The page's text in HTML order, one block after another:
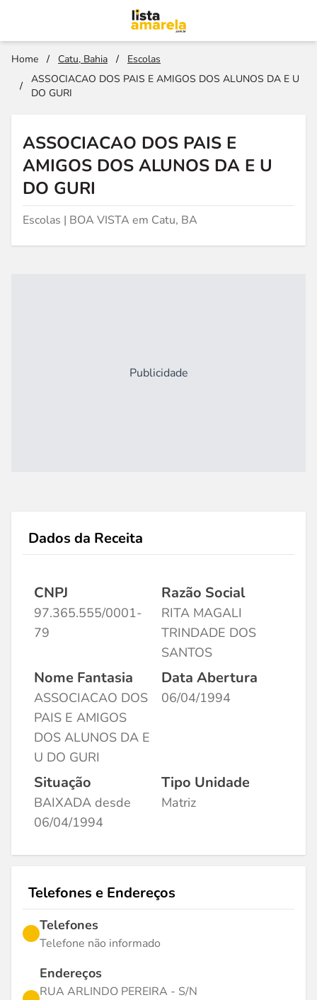
Home / Catu, Bahia /
Escolas
/
ASSOCIACAO DOS PAIS E AMIGOS DOS ALUNOS DA E U
DO GURI
ASSOCIACAO DOS PAIS E
AMIGOS DOS ALUNOS DA E U
DO GURI
Escolas | BOA VISTA em Catu, BA
Publicidade
Dados da Receita
CNPJ
97.365.555/0001-
79
Razão Social
RITA MAGALI
TRINDADE DOS
SANTOS
Nome Fantasia
ASSOCIACAO DOS
PAIS E AMIGOS
DOS ALUNOS DA E
U DO GURI
Data Abertura
06/04/1994
Situação
BAIXADA desde
06/04/1994
Tipo Unidade
Matriz
Telefones e Endereços
Telefones
Telefone não informado
Endereços
RUA ARLINDO PEREIRA - S/N